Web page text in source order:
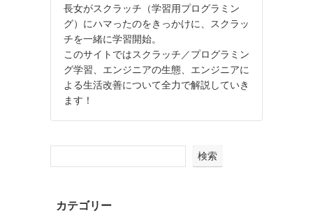
長女がスクラッチ（学習用プログラミン
グ）にハマったのをきっかけに、スクラッ
チを一緒に学習開始。
このサイトではスクラッチ／プログラミン
グ学習、エンジニアの生態、エンジニアに
よる生活改善について全力で解説していき
ます！
検索
カテゴリー